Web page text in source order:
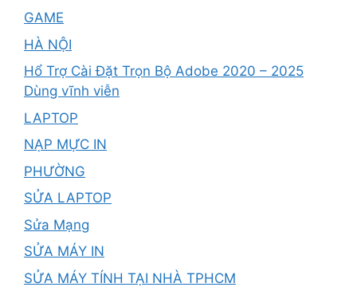
GAME
HÀ NỘI
Hổ Trợ Cài Đặt Trọn Bộ Adobe 2020 – 2025
Dùng vĩnh viễn
LAPTOP
NẠP MỰC IN
PHƯỜNG
SỬA LAPTOP
Sửa Mạng
SỬA MÁY IN
SỬA MÁY TÍNH TẠI NHÀ TPHCM